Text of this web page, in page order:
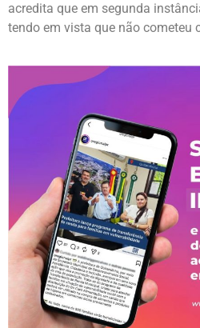
acredita que em segunda
tendo em vista que não cometeu